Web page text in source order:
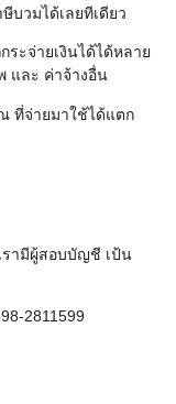
บวมได้เลยทีเดียว
ระจ่ายเงินได้ได้หลาย
และ ค่าจ้างอื่น
ที่จ่ายมาใช้ได้แตก
ามีผู้สอบบัญชี เป้น
2811599